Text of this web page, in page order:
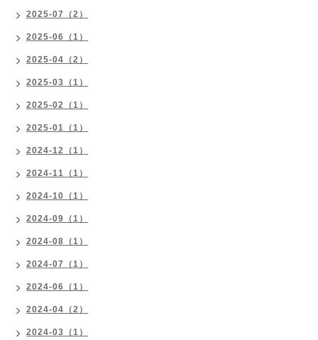
2025-07（2）
2025-06（1）
2025-04（2）
2025-03（1）
2025-02（1）
2025-01（1）
2024-12（1）
2024-11（1）
2024-10（1）
2024-09（1）
2024-08（1）
2024-07（1）
2024-06（1）
2024-04（2）
2024-03（1）